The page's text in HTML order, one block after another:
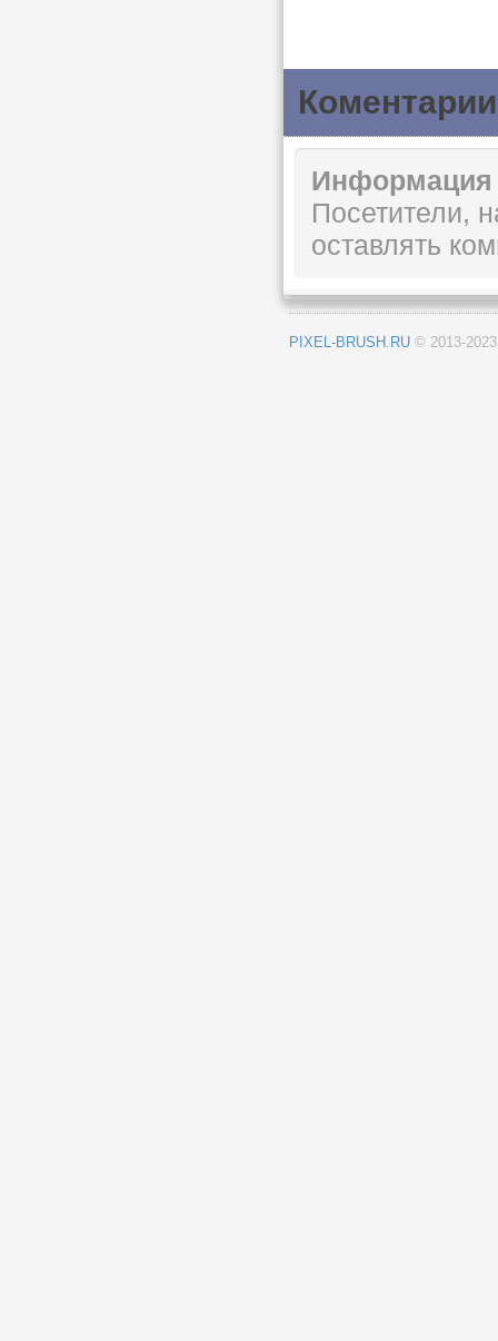
Коментарии
Информация
Посетители,
оставлять
PIXEL-BRUSH.RU © 2013-